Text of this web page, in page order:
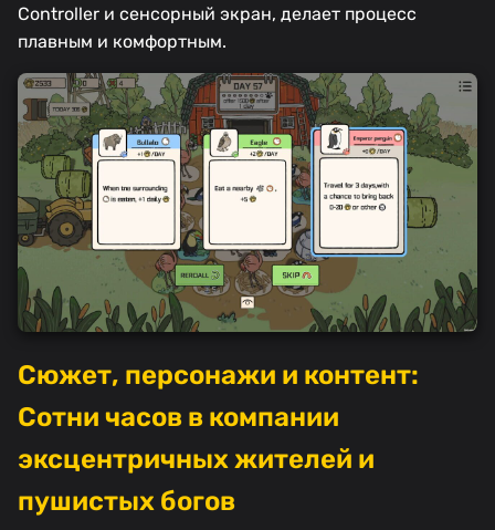
Controller и сенсорный экран, делает процесс
плавным и комфортным.
Сюжет, персонажи и контент:
Сотни часов в компании
эксцентричных жителей и
пушистых богов